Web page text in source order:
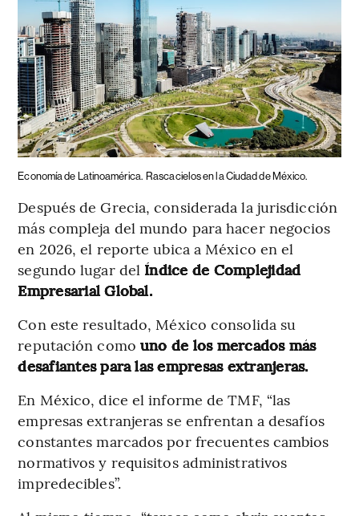
Economía de Latinoamérica. Rascacielos en la Ciudad de México.
Después de Grecia, considerada la jurisdicción
más compleja del mundo para hacer negocios
en 2026, el reporte ubica a México en el
segundo lugar del Índice de Complejidad
Empresarial Global.
Con este resultado, México consolida su
reputación como uno de los mercados más
desafiantes para las empresas extranjeras.
En México, dice el informe de TMF, “las
empresas extranjeras se enfrentan a desafíos
constantes marcados por frecuentes cambios
normativos y requisitos administrativos
impredecibles”.